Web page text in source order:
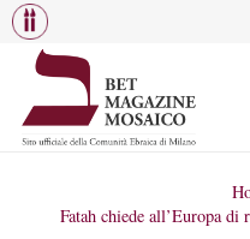
Fatah chiede all’Europa